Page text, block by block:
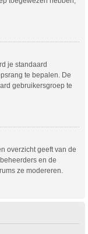
je standaard
te bepalen. De
gebruikersgroep te
overzicht geeft van de
en de
ze modereren.